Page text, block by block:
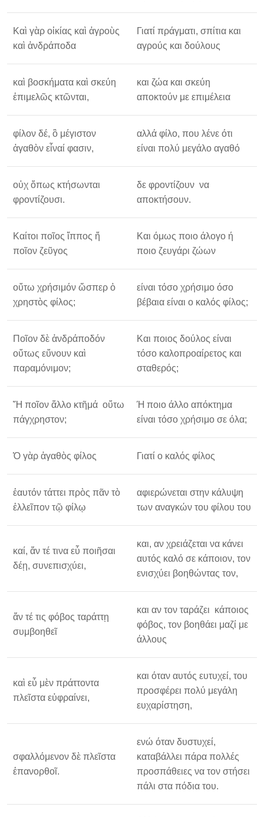
Καὶ γὰρ οἰκίας καὶ ἀγροὺς
καὶ ἀνδράποδα
Γιατί πράγματι, σπίτια και
αγρούς και δούλους
καὶ βοσκήματα καὶ σκεύη
ἐπιμελῶς κτῶνται,
και ζώα και σκεύη
αποκτούν με επιμέλεια
φίλον δέ, ὃ μέγιστον
ἀγαθὸν εἶναί φασιν,
αλλά φίλο, που λένε ότι
είναι πολύ μεγάλο αγαθό
οὐχ ὅπως κτήσωνται
φροντίζουσι.
δε φροντίζουν να
αποκτήσουν.
Καίτοι ποῖος ἵππος ἤ
ποῖον ζεῦγος
Και όμως ποιο άλογο ή
ποιο ζευγάρι ζώων
οὕτω χρήσιμόν ὥσπερ ὁ
χρηστὸς φίλος;
είναι τόσο χρήσιμο όσο
βέβαια είναι ο καλός φίλος;
Ποῖον δὲ ἀνδράποδόν
οὕτως εὔνουν καὶ
παραμόνιμον;
Και ποιος δούλος είναι
τόσο καλοπροαίρετος και
σταθερός;
Ἤ ποῖον ἄλλο κτῆμά οὕτω
πάγχρηστον;
Ή ποιο άλλο απόκτημα
είναι τόσο χρήσιμο σε όλα;
Ὁ γὰρ ἀγαθὸς φίλος Γιατί ο καλός φίλος
ἑαυτόν τάττει πρὸς πᾶν τὸ
ἐλλεῖπον τῷ φίλῳ
αφιερώνεται στην κάλυψη
των αναγκών του φίλου του
καί, ἄν τέ τινα εὖ ποιῆσαι
δέῃ, συνεπισχύει,
και, αν χρειάζεται να κάνει
αυτός καλό σε κάποιον, τον
ενισχύει βοηθώντας τον,
ἄν τέ τις φόβος ταράττῃ
συμβοηθεῖ
και αν τον ταράζει κάποιος
φόβος, τον βοηθάει μαζί με
άλλους
καὶ εὖ μὲν πράττοντα
πλεῖστα εὐφραίνει,
και όταν αυτός ευτυχεί, του
προσφέρει πολύ μεγάλη
ευχαρίστηση,
σφαλλόμενον δὲ πλεῖστα
ἐπανορθοῖ.
ενώ όταν δυστυχεί,
καταβάλλει πάρα πολλές
προσπάθειες να τον στήσει
πάλι στα πόδια του.